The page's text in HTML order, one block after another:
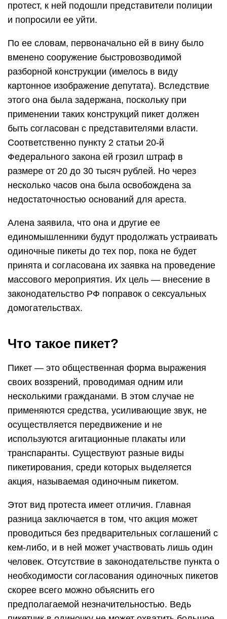
протест, к ней подошли представители полиции
и попросили ее уйти.
По ее словам, первоначально ей в вину было
вменено сооружение быстровозводимой
разборной конструкции (имелось в виду
картонное изображение депутата). Вследствие
этого она была задержана, поскольку при
применении таких конструкций пикет должен
быть согласован с представителями власти.
Соответственно пункту 2 статьи 20-й
Федерального закона ей грозил штраф в
размере от 20 до 30 тысяч рублей. Но через
несколько часов она была освобождена за
недостаточностью оснований для ареста.
Алена заявила, что она и другие ее
единомышленники будут продолжать устраивать
одиночные пикеты до тех пор, пока не будет
принята и согласована их заявка на проведение
массового мероприятия. Их цель — внесение в
законодательство РФ поправок о сексуальных
домогательствах.
Что такое пикет?
Пикет — это общественная форма выражения
своих воззрений, проводимая одним или
несколькими гражданами. В этом случае не
применяются средства, усиливающие звук, не
осуществляется передвижение и не
используются агитационные плакаты или
транспаранты. Существуют разные виды
пикетирования, среди которых выделяется
акция, называемая одиночным пикетом.
Этот вид протеста имеет отличия. Главная
разница заключается в том, что акция может
проводиться без предварительных соглашений с
кем-либо, и в ней может участвовать лишь один
человек. Отсутствие в законодательстве пункта о
необходимости согласования одиночных пикетов
скорее всего можно объяснить его
предполагаемой незначительностью. Ведь